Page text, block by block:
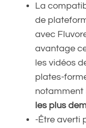
La
de
avec
avantage
les vidéos
plates-
notamment
les plus
-Être averti